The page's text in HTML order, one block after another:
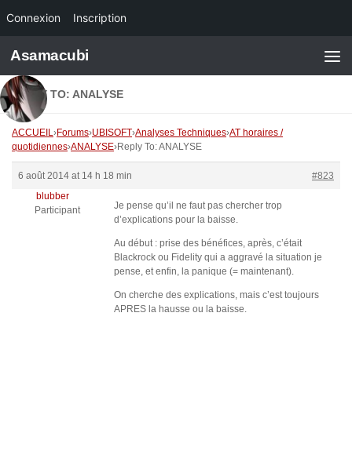
Connexion Inscription
Skip to content
Asamacubi
REPLY TO: ANALYSE
ACCUEIL›Forums›UBISOFT›Analyses Techniques›AT horaires /
quotidiennes›ANALYSE›Reply To: ANALYSE
6 août 2014 at 14 h 18 min
#823
blubber
Participant
Je pense qu’il ne faut pas chercher trop
d’explications pour la baisse.
Au début : prise des bénéfices, après, c’était
Blackrock ou Fidelity qui a aggravé la situation je
pense, et enfin, la panique (= maintenant).
On cherche des explications, mais c’est toujours
APRES la hausse ou la baisse.